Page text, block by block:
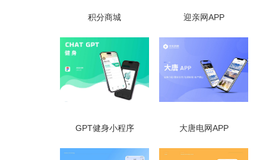
积分商城 迎亲网APP
GPT健身小程序 大唐电网APP